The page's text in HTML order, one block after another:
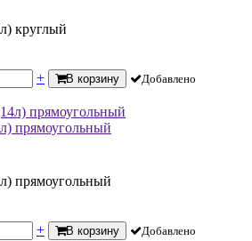
круглый
+ В корзину Добавлено
прямоугольный
прямоугольный
+ В корзину Добавлено